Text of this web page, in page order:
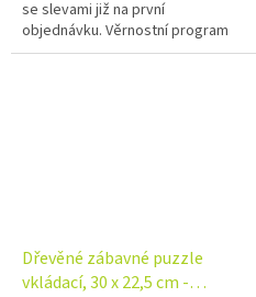
se slevami již na první
objednávku. Věrnostní program
Dřevěné zábavné puzzle
vkládací, 30 x 22,5 cm -